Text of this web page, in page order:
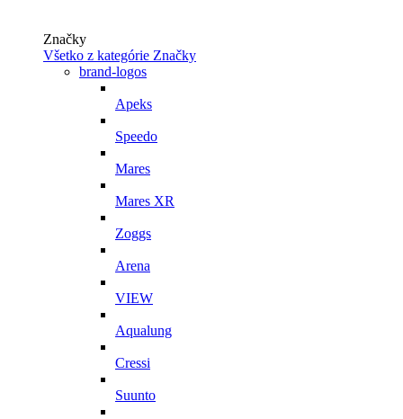
Značky
Všetko z kategórie Značky
brand-logos
Apeks
Speedo
Mares
Mares XR
Zoggs
Arena
VIEW
Aqualung
Cressi
Suunto